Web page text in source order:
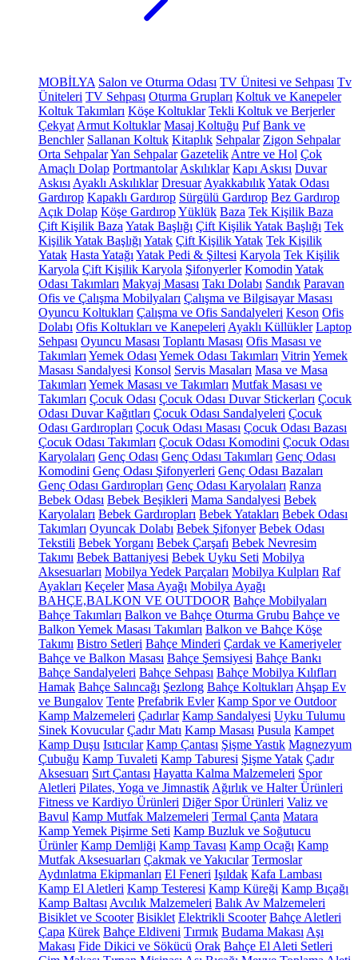
MOBİLYA Salon ve Oturma Odası TV Ünitesi ve Sehpası Tv
Üniteleri TV Sehpası Oturma Grupları Koltuk ve Kanepeler
Koltuk Takımları Köşe Koltuklar Tekli Koltuk ve Berjerler
Çekyat Armut Koltuklar Masaj Koltuğu Puf Bank ve
Benchler Sallanan Koltuk Kitaplık Sehpalar Zigon Sehpalar
Orta SehpalarYan Sehpalar Gazetelik Antre ve Hol Çok
Amaçlı Dolap Portmantolar Askılıklar Kapı Askısı Duvar
Askısı Ayaklı Askılıklar Dresuar AyakkabılıkYatak Odası
Gardırop Kapaklı Gardırop Sürgülü Gardırop Bez Gardırop
Açık Dolap Köşe GardıropYüklük Baza Tek Kişilik Baza
Çift Kişilik Baza Yatak Başlığı Çift Kişilik Yatak Başlığı Tek
Kişilik Yatak Başlığı Yatak Çift Kişilik Yatak Tek Kişilik
Yatak Hasta Yatağı Yatak Pedi & Şiltesi Karyola Tek Kişilik
Karyola Çift Kişilik Karyola Şifonyerler Komodin Yatak
Odası Takımları Makyaj Masası Takı Dolabı Sandık Paravan
Ofis ve Çalışma Mobilyaları Çalışma ve Bilgisayar Masası
Oyuncu Koltukları Çalışma ve Ofis Sandalyeleri Keson Ofis
Dolabı Ofis Koltukları ve Kanepeleri Ayaklı Küllükler Laptop
Sehpası Oyuncu Masası Toplantı Masası Ofis Masası ve
Takımları Yemek Odası Yemek Odası Takımları Vitrin Yemek
Masası Sandalyesi Konsol Servis Masaları Masa ve Masa
Takımları Yemek Masası ve Takımları Mutfak Masası ve
Takımları Çocuk Odası Çocuk Odası Duvar Stickerları Çocuk
Odası Duvar Kağıtları Çocuk Odası Sandalyeleri Çocuk
Odası Gardıropları Çocuk Odası Masası Çocuk Odası Bazası
Çocuk Odası Takımları Çocuk Odası Komodini Çocuk Odası
Karyolaları Genç Odası Genç Odası Takımları Genç Odası
Komodini Genç Odası Şifonyerleri Genç Odası Bazaları
Genç Odası Gardıropları Genç Odası Karyolaları Ranza
Bebek Odası Bebek Beşikleri Mama Sandalyesi Bebek
Karyolaları Bebek Gardıropları Bebek Yatakları Bebek Odası
Takımları Oyuncak Dolabı Bebek Şifonyer Bebek Odası
Tekstili Bebek Yorganı Bebek Çarşafı Bebek Nevresim
Takımı Bebek Battaniyesi Bebek Uyku Seti Mobilya
Aksesuarları Mobilya Yedek Parçaları Mobilya Kulpları Raf
Ayakları Keçeler Masa Ayağı Mobilya Ayağı
BAHÇE,BALKON VE OUTDOOR Bahçe Mobilyaları
Bahçe Takımları Balkon ve Bahçe Oturma Grubu Bahçe ve
Balkon Yemek Masası Takımları Balkon ve Bahçe Köşe
Takımı Bistro Setleri Bahçe Minderi Çardak ve Kameriyeler
Bahçe ve Balkon Masası Bahçe Şemsiyesi Bahçe Bankı
Bahçe Sandalyeleri Bahçe Sehpası Bahçe Mobilya Kılıfları
Hamak Bahçe Salıncağı Şezlong Bahçe Koltukları Ahşap Ev
ve Bungalov Tente Prefabrik Evler Kamp Spor ve Outdoor
Kamp Malzemeleri Çadırlar Kamp Sandalyesi Uyku Tulumu
Sinek Kovucular Çadır Matı Kamp Masası Pusula Kampet
Kamp Duşu Isıtıcılar Kamp Çantası Şişme Yastık Magnezyum
Çubuğu Kamp Tuvaleti Kamp Taburesi Şişme Yatak Çadır
Aksesuarı Sırt Çantası Hayatta Kalma Malzemeleri Spor
Aletleri Pilates, Yoga ve Jimnastik Ağırlık ve Halter Ürünleri
Fitness ve Kardiyo Ürünleri Diğer Spor Ürünleri Valiz ve
Bavul Kamp Mutfak Malzemeleri Termal Çanta Matara
Kamp Yemek Pişirme Seti Kamp Buzluk ve Soğutucu
Ürünler Kamp Demliği Kamp Tavası Kamp Ocağı Kamp
Mutfak Aksesuarları Çakmak ve Yakıcılar Termoslar
Aydınlatma Ekipmanları El Feneri Işıldak Kafa Lambası
Kamp El Aletleri Kamp Testeresi Kamp Küreği Kamp Bıçağı
Kamp Baltası Avcılık Malzemeleri Balık Av Malzemeleri
Bisiklet ve Scooter Bisiklet Elektrikli Scooter Bahçe Aletleri
Çapa Kürek Bahçe Eldiveni Tırmık Budama Makası Aşı
Makası Fide Dikici ve Sökücü Orak Bahçe El Aleti Setleri